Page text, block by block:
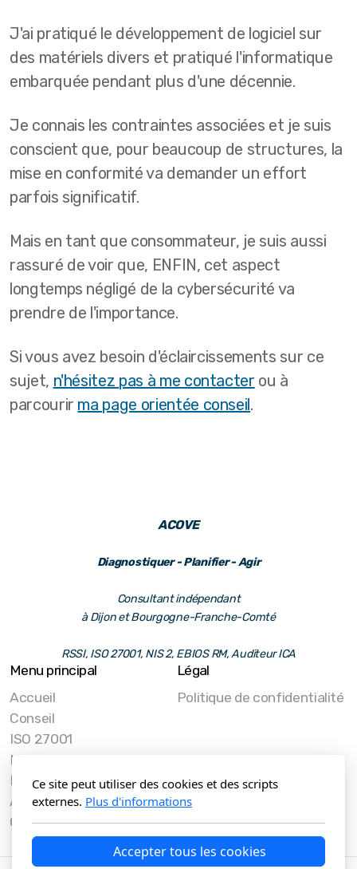
J'ai pratiqué le développement de logiciel sur
des matériels divers et pratiqué l'informatique
embarquée pendant plus d'une décennie.
Je connais les contraintes associées et je suis
conscient que, pour beaucoup de structures, la
mise en conformité va demander un effort
parfois significatif.
Mais en tant que consommateur, je suis aussi
rassuré de voir que, ENFIN, cet aspect
longtemps négligé de la cybersécurité va
prendre de l'importance.
Si vous avez besoin d'éclaircissements sur ce
sujet, n'hésitez pas à me contacter ou à
parcourir ma page orientée conseil.
ACOVE
Diagnostiquer - Planifier - Agir
Consultant indépendant
à Dijon et Bourgogne-Franche-Comté
RSSI, ISO 27001, NIS 2, EBIOS RM, Auditeur ICA
Menu principal
Accueil
Conseil
ISO 27001
NIS2
Blog
À propos
Contact
Légal
Politique de confidentialité
Ce site peut utiliser des cookies et des scripts
externes. Plus d'informations
Accepter tous les cookies